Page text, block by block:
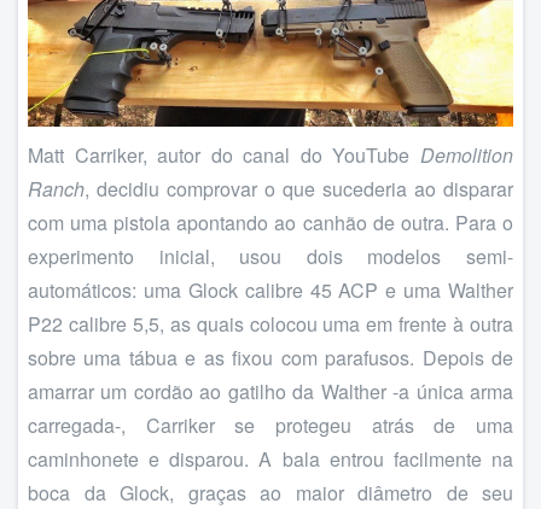
Matt Carriker, autor do canal do YouTube Demolition
Ranch, decidiu comprovar o que sucederia ao disparar
com uma pistola apontando ao canhão de outra. Para o
experimento inicial, usou dois modelos semi-
automáticos: uma Glock calibre 45 ACP e uma Walther
P22 calibre 5,5, as quais colocou uma em frente à outra
sobre uma tábua e as fixou com parafusos. Depois de
amarrar um cordão ao gatilho da Walther -a única arma
carregada-, Carriker se protegeu atrás de uma
caminhonete e disparou. A bala entrou facilmente na
boca da Glock, graças ao maior diâmetro de seu